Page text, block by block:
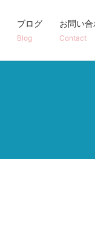
ブログ
Blog
お問い
Contact